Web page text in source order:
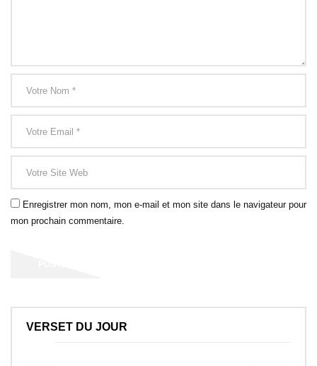
Enregistrer mon nom, mon e-mail et mon site dans le navigateur pour
mon prochain commentaire.
VERSET DU JOUR